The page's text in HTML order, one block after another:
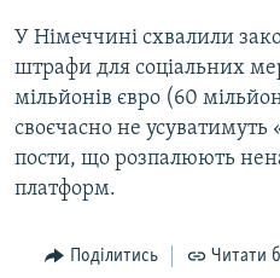
У Німеччині схвалили
штрафи для соціальних
мільйонів євро (60
своєчасно не усуватимуть
пости, що розпалюють
платформ.
Поділитись Читати